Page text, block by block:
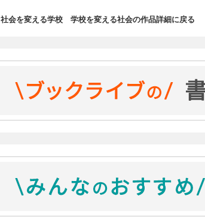
社会を変える学校 学校を変える社会の作品詳細に戻る